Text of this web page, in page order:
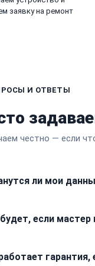
заявку на ремонт
И ОТВЕТЫ
честно — если
ли мои
Мы не
если
к